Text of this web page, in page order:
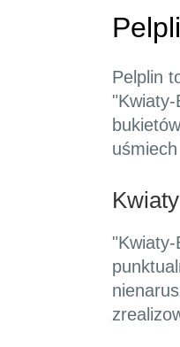
Pelplin